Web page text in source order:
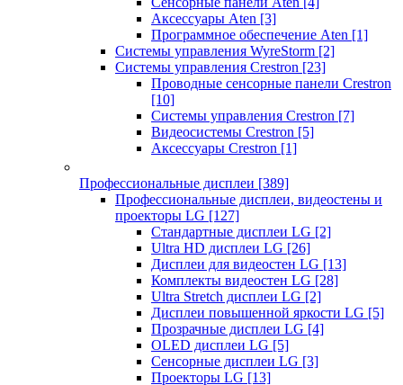
Аксессуары Aten [3]
Программное обеспечение Aten [1]
Системы управления WyreStorm [2]
Системы управления Crestron [23]
Проводные сенсорные панели Crestron
[10]
Системы управления Crestron [7]
Видеосистемы Crestron [5]
Аксессуары Crestron [1]
Профессиональные дисплеи [389]
Профессиональные дисплеи, видеостены и
проекторы LG [127]
Стандартные дисплеи LG [2]
Ultra HD дисплеи LG [26]
Дисплеи для видеостен LG [13]
Комплекты видеостен LG [28]
Ultra Stretch дисплеи LG [2]
Дисплеи повышенной яркости LG [5]
Прозрачные дисплеи LG [4]
OLED дисплеи LG [5]
Сенсорные дисплеи LG [3]
Проекторы LG [13]